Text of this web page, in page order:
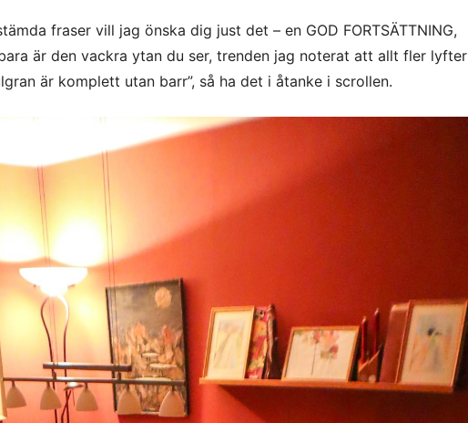
fraser vill jag önska dig just det – en GOD FORTSÄTTNING,
är den vackra ytan du ser, trenden jag noterat att allt fler lyfter
är komplett utan barr”, så ha det i åtanke i scrollen.